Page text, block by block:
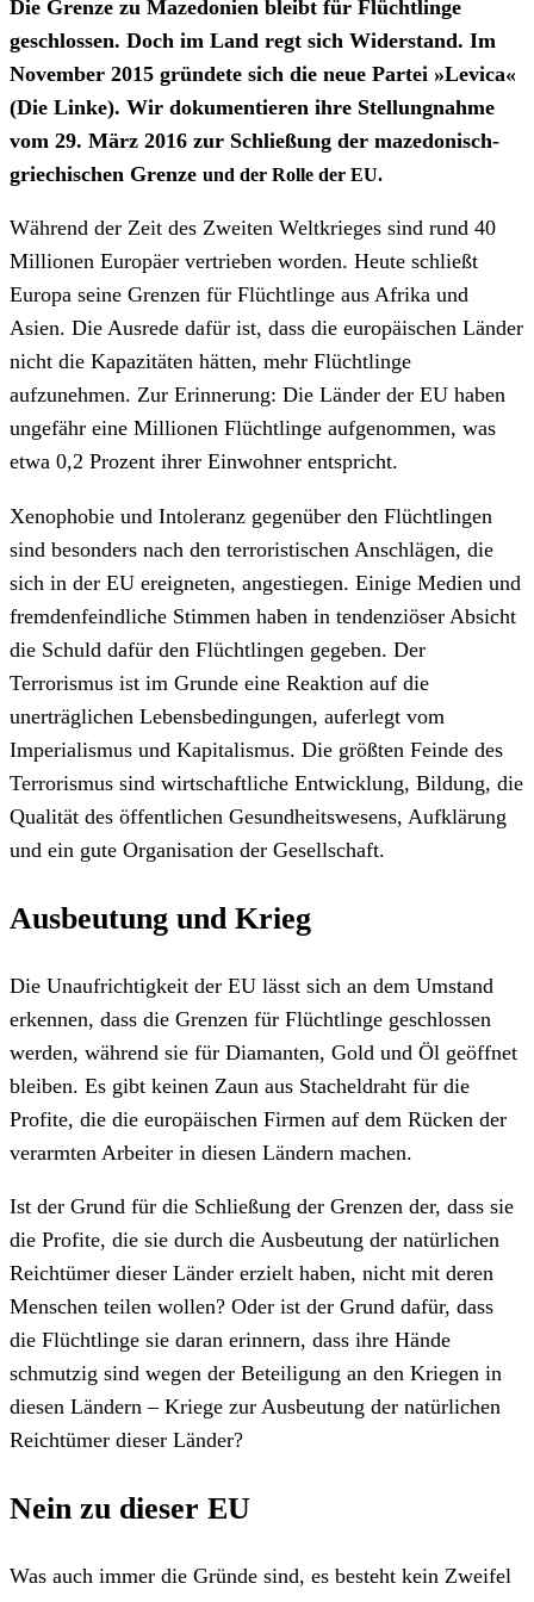
Die Grenze zu Mazedonien bleibt für Flüchtlinge
geschlossen. Doch im Land regt sich Widerstand. Im
November 2015 gründete sich die neue Partei »Levica«
(Die Linke). Wir dokumentieren ihre Stellungnahme
vom 29. März 2016 zur Schließung der mazedonisch-
griechischen Grenze und der Rolle der EU.
Während der Zeit des Zweiten Weltkrieges sind rund 40
Millionen Europäer vertrieben worden. Heute schließt
Europa seine Grenzen für Flüchtlinge aus Afrika und
Asien. Die Ausrede dafür ist, dass die europäischen Länder
nicht die Kapazitäten hätten, mehr Flüchtlinge
aufzunehmen. Zur Erinnerung: Die Länder der EU haben
ungefähr eine Millionen Flüchtlinge aufgenommen, was
etwa 0,2 Prozent ihrer Einwohner entspricht.
Xenophobie und Intoleranz gegenüber den Flüchtlingen
sind besonders nach den terroristischen Anschlägen, die
sich in der EU ereigneten, angestiegen. Einige Medien und
fremdenfeindliche Stimmen haben in tendenziöser Absicht
die Schuld dafür den Flüchtlingen gegeben. Der
Terrorismus ist im Grunde eine Reaktion auf die
unerträglichen Lebensbedingungen, auferlegt vom
Imperialismus und Kapitalismus. Die größten Feinde des
Terrorismus sind wirtschaftliche Entwicklung, Bildung, die
Qualität des öffentlichen Gesundheitswesens, Aufklärung
und ein gute Organisation der Gesellschaft.
Ausbeutung und Krieg
Die Unaufrichtigkeit der EU lässt sich an dem Umstand
erkennen, dass die Grenzen für Flüchtlinge geschlossen
werden, während sie für Diamanten, Gold und Öl geöffnet
bleiben. Es gibt keinen Zaun aus Stacheldraht für die
Profite, die die europäischen Firmen auf dem Rücken der
verarmten Arbeiter in diesen Ländern machen.
Ist der Grund für die Schließung der Grenzen der, dass sie
die Profite, die sie durch die Ausbeutung der natürlichen
Reichtümer dieser Länder erzielt haben, nicht mit deren
Menschen teilen wollen? Oder ist der Grund dafür, dass
die Flüchtlinge sie daran erinnern, dass ihre Hände
schmutzig sind wegen der Beteiligung an den Kriegen in
diesen Ländern – Kriege zur Ausbeutung der natürlichen
Reichtümer dieser Länder?
Nein zu dieser EU
Was auch immer die Gründe sind, es besteht kein Zweifel